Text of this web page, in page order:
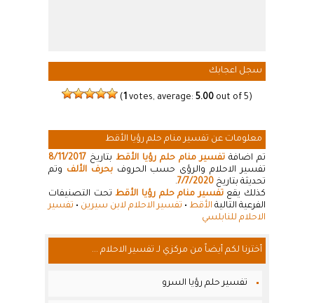
سجل اعجابك
( 1 votes, average: 5.00 out of 5)
معلومات عن تفسير منام حلم رؤيا الأقط
تم اضافة تفسير منام حلم رؤيا الأقط بتاريخ 8/11/2017
تفسير الاحلام والرؤى حسب الحروفبحرف الألف وتم
تحديثة بتاريخ 7/7/2020
.
كذلك يقعتفسير منام حلم رؤيا الأقطتحت التصنيفات
الفرعية التالية الأقط • تفسير الاحلام لابن سيرين • تفسير
الاحلام للنابلسي
أخترنا لكم أيضاً من مركزي لـ تفسير الاحلام ...
تفسير حلم رؤيا السرو